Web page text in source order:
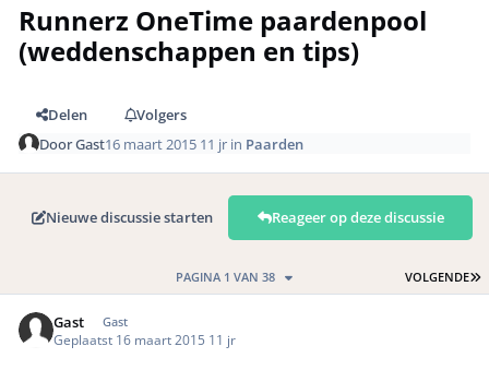
Runnerz OneTime paardenpool
(weddenschappen en tips)
Delen
Volgers
DoorGast16 maart 2015 11 jr in Paarden
Nieuwe discussie starten Reageer op deze discussie
VOLGENDE
PAGINA 1 VAN 38
Gast Gast
Geplaatst 16 maart 2015 11 jr